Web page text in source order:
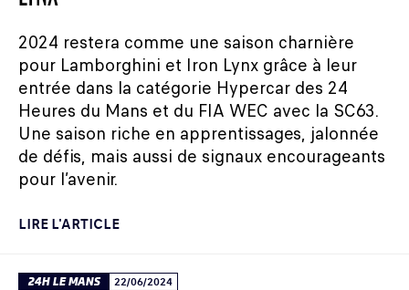
2024 restera comme une saison charnière
pour Lamborghini et Iron Lynx grâce à leur
entrée dans la catégorie Hypercar des 24
Heures du Mans et du FIA WEC avec la SC63.
Une saison riche en apprentissages, jalonnée
de défis, mais aussi de signaux encourageants
pour l’avenir.
LIRE L'ARTICLE
24H LE MANS 22/06/2024